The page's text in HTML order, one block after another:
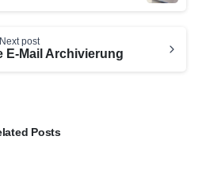
Next post
E-Mail Archivierung
Posts